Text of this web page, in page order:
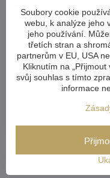
Vše o nákupu
Doprava a platba
Záruka a reklamace
Výroba na míru
Nejčastější dotazy
Obchodní podmínky
Ochrana údajů – GDPR
Soubory cookie
webu, k analýze jeho
jeho používání.
třetích stran a
partnerům v EU, USA
Kliknutím na
svůj souhlas s tímto
informace